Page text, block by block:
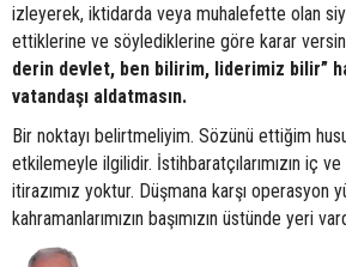
izleyerek, iktidarda veya muhalefette olan
ettiklerine ve söylediklerine göre karar
derin devlet, ben bilirim, liderimiz bilir”
vatandaşı aldatmasın.
Bir noktayı belirtmeliyim. Sözünü ettiğim
etkilemeyle ilgilidir. İstihbaratçılarımızın iç ve
itirazımız yoktur. Düşmana karşı operasyon
kahramanlarımızın başımızın üstünde yeri